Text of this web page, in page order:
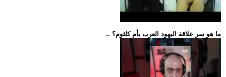
.. ما هو سر علاقة اليهود العرب بأم كلثوم؟